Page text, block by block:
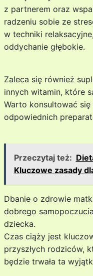
z partnerem oraz
radzeniu sobie ze
w techniki
oddychanie głębokie.
Zaleca się również
innych witamin, które
Warto konsultować
odpowiednich
Przeczytaj też:
Kluczowe zasady
Dbanie o zdrowie
dobrego
dziecka.
Czas ciąży jest
przyszłych rodziców,
będzie trwała ta